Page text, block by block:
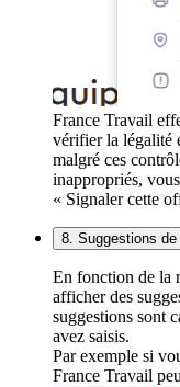
France Travail
vérifier la légalité
malgré ces
inappropriés,
« Signaler cette
8. Suggestions de
En fonction de la
afficher des
suggestions sont
avez saisis.
Par exemple si
France Travail